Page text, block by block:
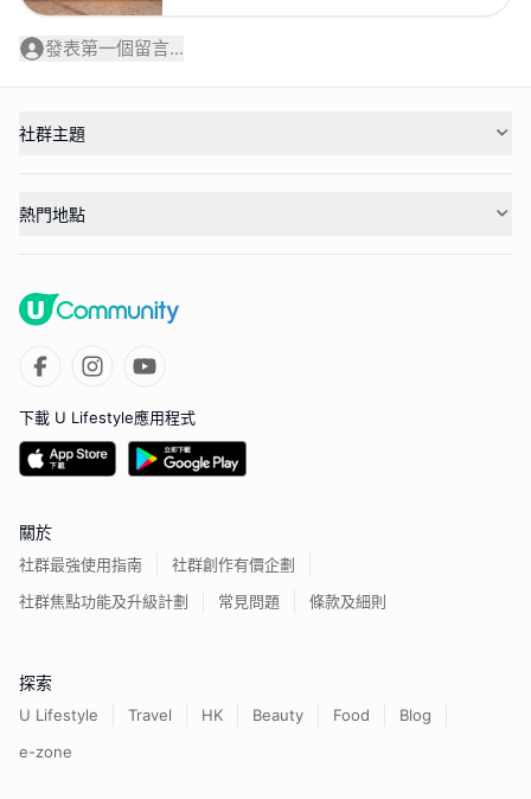
發表第一個留言...
社群主題
熱門地點
下載 U Lifestyle應用程式
關於
社群最強使用指南
社群創作有價企劃
社群焦點功能及升級計劃
常見問題 條款及細則
探索
U Lifestyle Travel HK Beauty Food
Blog
e-zone